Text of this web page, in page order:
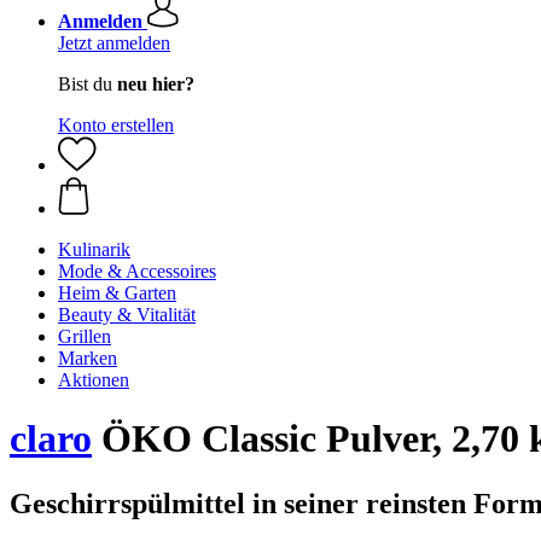
Anmelden
Jetzt anmelden
Bist du neu hier?
Konto erstellen
Kulinarik
Mode & Accessoires
Heim & Garten
Beauty & Vitalität
Grillen
Marken
Aktionen
claro ÖKO Classic Pulver, 2,70
Geschirrspülmittel in seiner reinsten